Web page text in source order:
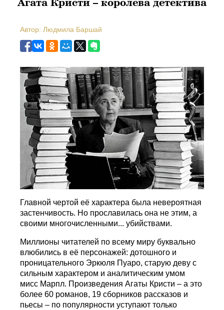
Автор: Людмила Баршай
Главной чертой её характера была невероятная
застенчивость. Но прославилась она не этим, а
своими многочисленными... убийствами.
Миллионы читателей по всему миру буквально
влюбились в её персонажей: дотошного и
проницательного Эркюля Пуаро, старую деву с
сильным характером и аналитическим умом
мисс Марпл. Произведения Агаты Кристи – а это
более 60 романов, 19 сборников рассказов и
пьесы – по популярности уступают только